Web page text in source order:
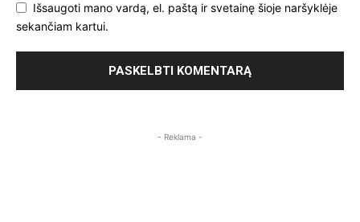
Išsaugoti mano vardą, el. paštą ir svetainę šioje naršyklėje
sekančiam kartui.
- Reklama -